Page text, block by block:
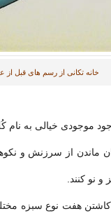
خانه تکانی از رسم های قبل از
موجودی خیالی به نام
ماندن از سرزنش و
و نو کنند.
کاشتن هفت نوع سبزه